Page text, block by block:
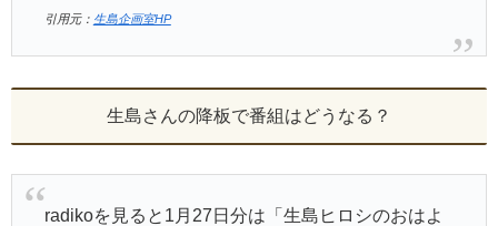
引用元： 生島企画室HP
生島さんの降板で番組はどうなる？
radikoを見ると1月27日分は「生島ヒロシのおはよ